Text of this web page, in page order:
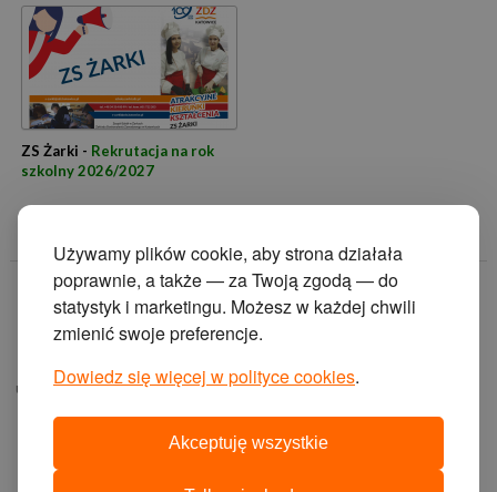
Używamy plików cookie, aby strona działała
poprawnie, a także — za Twoją zgodą — do
statystyk i marketingu. Możesz w każdej chwili
zmienić swoje preferencje.
Dowiedz się więcej w polityce cookies.
Akceptuję wszystkie
ZS Żarki - Rekrutacja na rok
szkolny 2026/2027
© 2014 Zakład
Doskonalenia
Zawodowego w
ul. Krasińskiego 2, 40-
projekt i wykonanie: